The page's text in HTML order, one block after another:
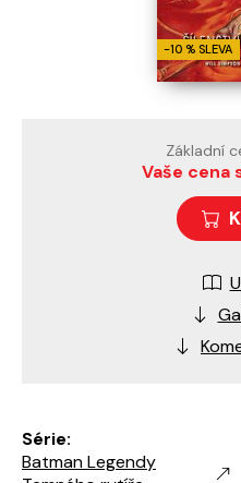
-10 % SLEVA
Série:
Batman Legendy
Základní
Vaše cena